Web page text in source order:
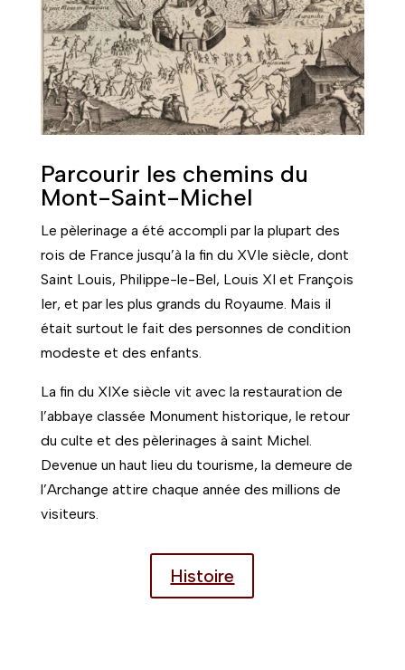
Parcourir les chemins du
Mont-Saint-Michel
Le pèlerinage a été accompli par la plupart des
rois de France jusqu’à la fin du XVIe siècle, dont
Saint Louis, Philippe-le-Bel, Louis XI et François
Ier, et par les plus grands du Royaume. Mais il
était surtout le fait des personnes de condition
modeste et des enfants.
La fin du XIXe siècle vit avec la restauration de
l’abbaye classée Monument historique, le retour
du culte et des pèlerinages à saint Michel.
Devenue un haut lieu du tourisme, la demeure de
l’Archange attire chaque année des millions de
visiteurs.
Histoire